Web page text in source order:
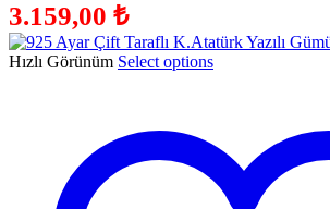
3.159,00 ₺
Hızlı Görünüm Select options